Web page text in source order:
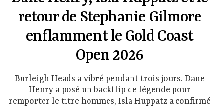
retour de Stephanie Gilmore
enflamment le Gold Coast
Open 2026
Burleigh Heads a vibré pendant trois jours. Dane
Henry a posé un backflip de légende pour
remporter le titre hommes, Isla Huppatz a confirmé